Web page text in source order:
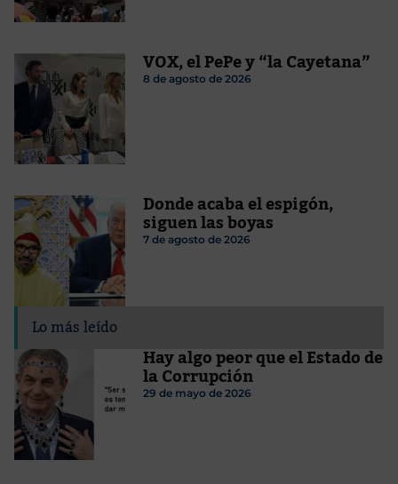
VOX, el PePe y “la Cayetana”
8 de agosto de 2026
Donde acaba el espigón,
siguen las boyas
7 de agosto de 2026
Lo más leído
Hay algo peor que el Estado de
la Corrupción
29 de mayo de 2026